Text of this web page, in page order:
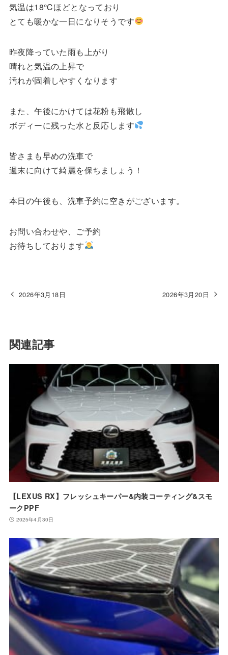
気温は18℃ほどとなっており
とても暖かな一日になりそうです
昨夜降っていた雨も上がり
晴れと気温の上昇で
汚れが固着しやすくなります
また、午後にかけては花粉も飛散し
ボディーに残った水と反応します
皆さまも早めの洗車で
週末に向けて綺麗を保ちましょう！
本日の午後も、洗車予約に空きがございます。
お問い合わせや、ご予約
お待ちしております
2026年3月18日 2026年3月20日
関連記事
【LEXUS RX】フレッシュキーパー&内装コーティング&スモ
ークPPF
2025年4月30日